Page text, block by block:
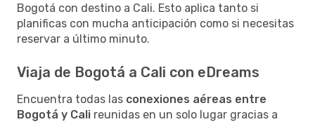
Bogotá con destino a Cali. Esto aplica tanto si
planificas con mucha anticipación como si necesitas
reservar a último minuto.
Viaja de Bogotá a Cali con eDreams
Encuentra todas las conexiones aéreas entre
Bogotá y Cali reunidas en un solo lugar gracias a